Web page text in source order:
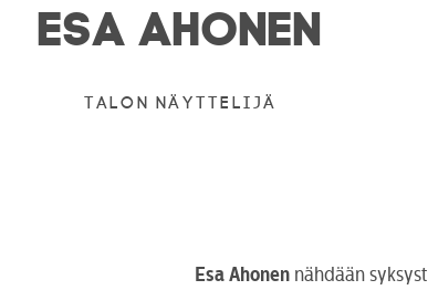
ESA AHONEN
TALON NÄYTTELIJÄ
Esa Ahonennähdään